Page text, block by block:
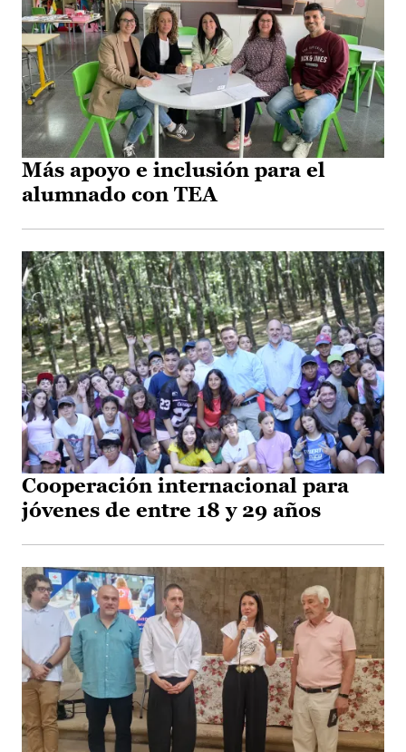
Más apoyo e inclusión para el
alumnado con TEA
Cooperación internacional para
jóvenes de entre 18 y 29 años